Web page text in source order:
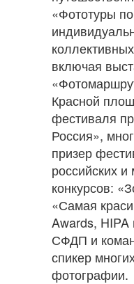
«Фототуры
включая
Красной
фестиваля
Россия»,
призер
российских
конкурсов:
«Самая
Awards,
СФДП и
спикер
фотографии.